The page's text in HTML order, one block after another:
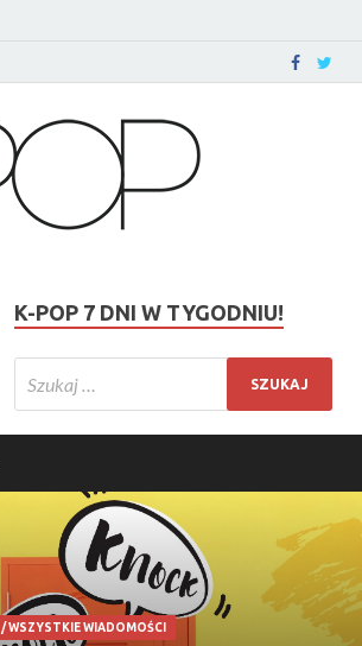
K-POP 7 DNI W TYGODNIU!
/WSZYSTKIE WIADOMOŚCI